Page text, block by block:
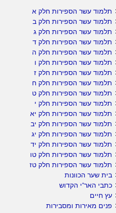
תלמוד עשר הספירות חלק א
תלמוד עשר הספירות חלק ב
תלמוד עשר הספירות חלק ג
תלמוד עשר הספירות חלק ד
תלמוד עשר הספירות חלק ה
תלמוד עשר הספירות חלק ו
תלמוד עשר הספירות חלק ז
תלמוד עשר הספירות חלק ח
תלמוד עשר הספירות חלק ט
תלמוד עשר הספירות חלק י
תלמוד עשר הספירות חלק יא
תלמוד עשר הספירות חלק יב
תלמוד עשר הספירות חלק יג
תלמוד עשר הספירות חלק יד
תלמוד עשר הספירות חלק טו
תלמוד עשר הספירות חלק טז
בית שער הכוונות
כתבי האר"י הקדוש
עץ חיים
פנים מאירות ומסבירות